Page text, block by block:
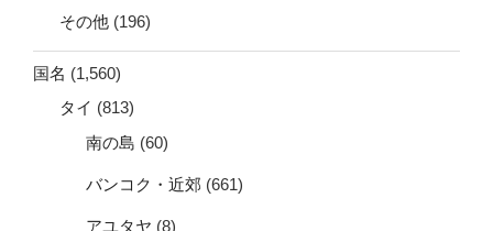
その他 (196)
国名 (1,560)
タイ (813)
南の島 (60)
バンコク・近郊 (661)
アユタヤ (8)